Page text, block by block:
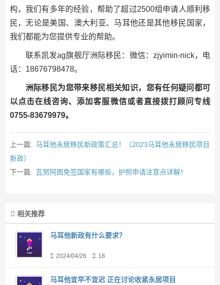
构，我们有多年的经验，帮助了超过2500组申请人顺利移
民，无论是美国、澳大利亚、马耳他还是其他移民国家，
我们都能为您提供专业的帮助。
联系凯发ag旗舰厅洲际移民：微信：zjyimin-nick，电
话：18676798478。
洲际移民为您带来移民相关知识，您有任何疑问都可
以点击在线咨询、添加客服微信或者直接拨打顾问专线
0755-83679979。
上一篇: 马耳他永居移民新政策汇总！（2023马耳他永居移民项目
新政）
下一篇: 瓦努阿图免签国家有哪些，护照申请注意点详解！
相关推荐
马耳他新政有什么要求？
2024/04/26 18
马耳他宜早不宜迟 正在讨论收紧永居项目